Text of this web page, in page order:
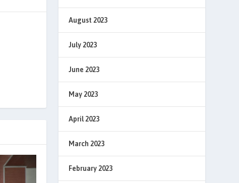
August 2023
July 2023
June 2023
May 2023
April 2023
March 2023
February 2023